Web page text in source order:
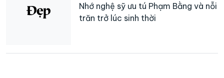
Nhớ nghệ sỹ ưu tú Phạm Bằng và nỗi
trăn trở lúc sinh thời